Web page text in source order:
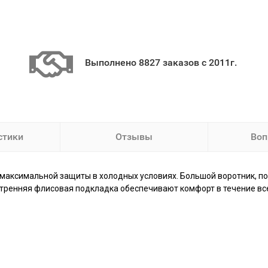
Выполнено 8827 заказов с 2011г.
Отзывы
защиты в холодных условиях. Большой воротник,
флисовая подкладка обеспечивают комфорт в течение